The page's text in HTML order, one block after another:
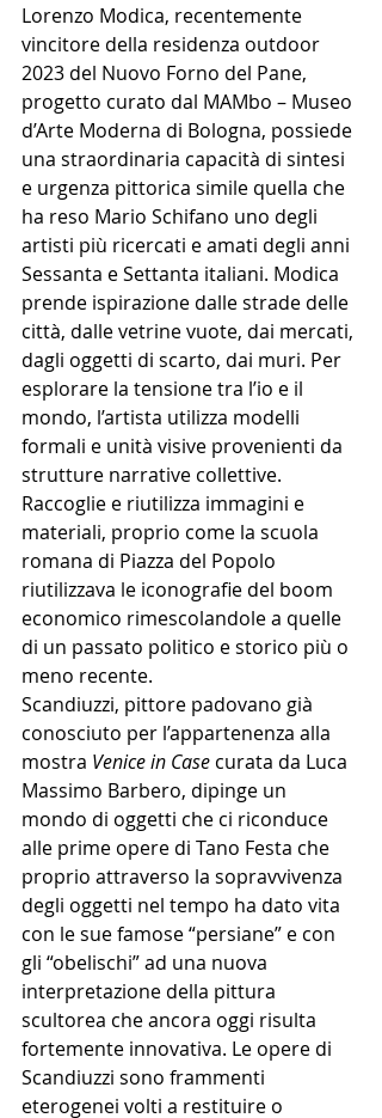
Lorenzo Modica, recentemente
vincitore della residenza outdoor
2023 del Nuovo Forno del Pane,
progetto curato dal MAMbo – Museo
d’Arte Moderna di Bologna, possiede
una straordinaria capacità di sintesi
e urgenza pittorica simile quella che
ha reso Mario Schifano uno degli
artisti più ricercati e amati degli anni
Sessanta e Settanta italiani. Modica
prende ispirazione dalle strade delle
città, dalle vetrine vuote, dai mercati,
dagli oggetti di scarto, dai muri. Per
esplorare la tensione tra l’io e il
mondo, l’artista utilizza modelli
formali e unità visive provenienti da
strutture narrative collettive.
Raccoglie e riutilizza immagini e
materiali, proprio come la scuola
romana di Piazza del Popolo
riutilizzava le iconografie del boom
economico rimescolandole a quelle
di un passato politico e storico più o
meno recente.
Scandiuzzi, pittore padovano già
conosciuto per l’appartenenza alla
mostra Venice in Case curata da Luca
Massimo Barbero, dipinge un
mondo di oggetti che ci riconduce
alle prime opere di Tano Festa che
proprio attraverso la sopravvivenza
degli oggetti nel tempo ha dato vita
con le sue famose “persiane” e con
gli “obelischi” ad una nuova
interpretazione della pittura
scultorea che ancora oggi risulta
fortemente innovativa. Le opere di
Scandiuzzi sono frammenti
eterogenei volti a restituire o